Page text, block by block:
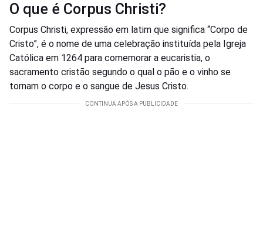
O que é Corpus Christi?
Corpus Christi, expressão em latim que significa “Corpo de
Cristo”, é o nome de uma celebração instituída pela Igreja
Católica em 1264 para comemorar a eucaristia, o
sacramento cristão segundo o qual o pão e o vinho se
tornam o corpo e o sangue de Jesus Cristo.